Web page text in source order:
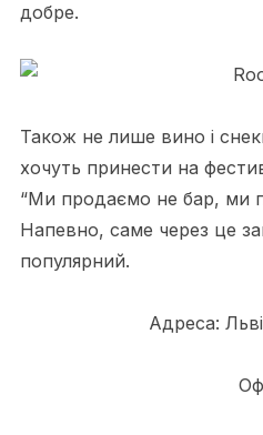
добре.
Також не лише вино і
хочуть принести на
“Ми продаємо не бар, ми
Напевно, саме через це
популярний.
Адреса: